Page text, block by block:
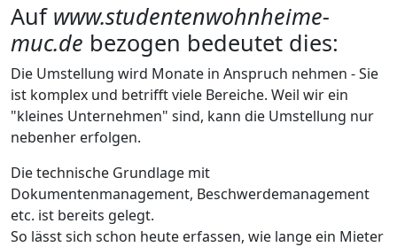
Aufwww.studentenwohnheime-
muc.de bezogen bedeutet dies:
Die Umstellung wird Monate in Anspruch nehmen - Sie
ist komplex und betrifft viele Bereiche. Weil wir ein
"kleines Unternehmen" sind, kann die Umstellung nur
nebenher erfolgen.
Die technische Grundlage mit
Dokumentenmanagement, Beschwerdemanagement
etc. ist bereits gelegt.
So lässt sich schon heute erfassen, wie lange ein Mieter